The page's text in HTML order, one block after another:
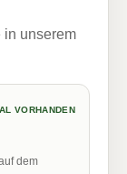
in unserem
VORHANDEN
dem